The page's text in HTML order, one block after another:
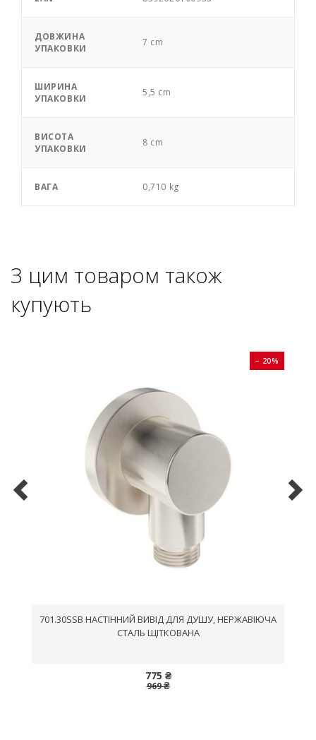
ДОВЖИНА
УПАКОВКИ
7 cm
ШИРИНА
УПАКОВКИ
5,5 cm
ВИСОТА
УПАКОВКИ
8 cm
ВАГА 0,710 kg
З цим товаром також
купують
− 20%
701.30SSB НАСТІННИЙ ВИВІД ДЛЯ ДУШУ, НЕРЖАВІЮЧА
СТАЛЬ ЩІТКОВАНА
775 ₴
969 ₴